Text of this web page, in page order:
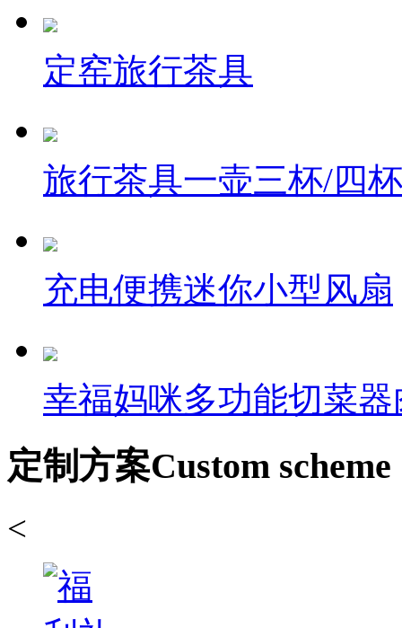
定窑旅行茶具
旅行茶具一壶三杯/四杯
充电便携迷你小型风扇
幸福妈咪多功能切菜
定制方案Custom scheme
<